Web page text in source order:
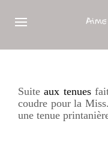
Suiteaux tenues
coudre pour la
une tenue